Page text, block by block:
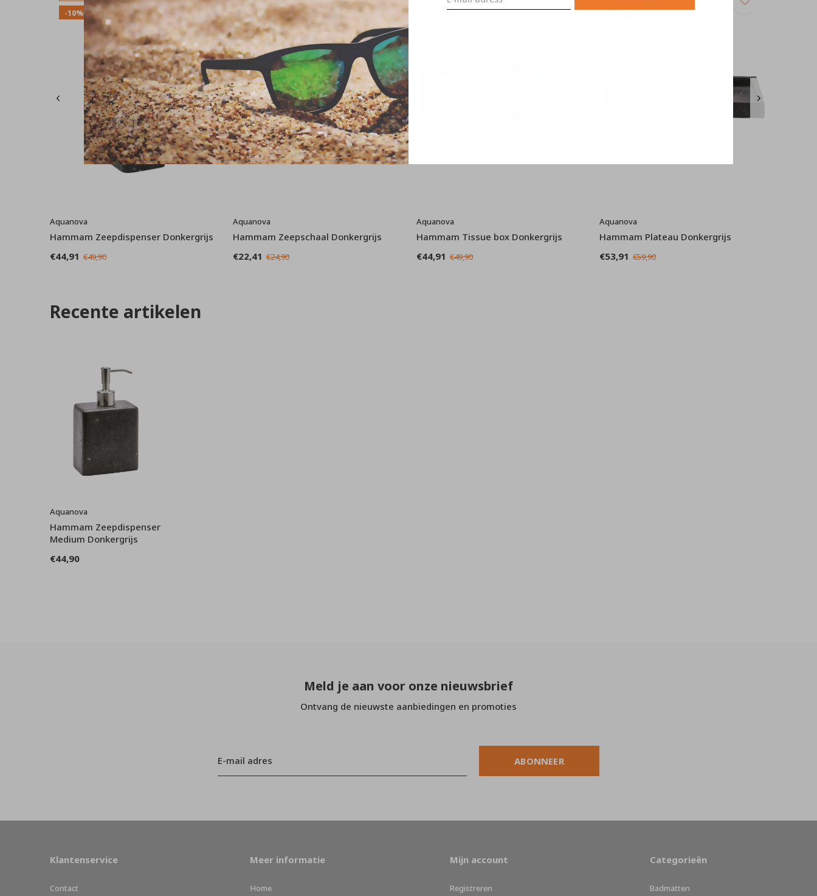
-10%
Aquanova
Hammam Zeepdispenser Donkergrijs
€44,91 €49,90
-10%
Aquanova
Hammam Zeepschaal Donkergrijs
€22,41 €24,90
-10%
Aquanova
Hammam Tissue box Donkergrijs
€44,91 €49,90
-10%
Aquanova
Hammam Plateau Donkergrijs
€53,91 €59,90
Recente artikelen
Aquanova
Hammam Zeepdispenser
Medium Donkergrijs
€44,90
Meld je aan voor onze nieuwsbrief
Ontvang de nieuwste aanbiedingen en promoties
ABONNEER
Klantenservice
Contact
Meer informatie
Home
Mijn account
Registreren
Categorieën
Badmatten